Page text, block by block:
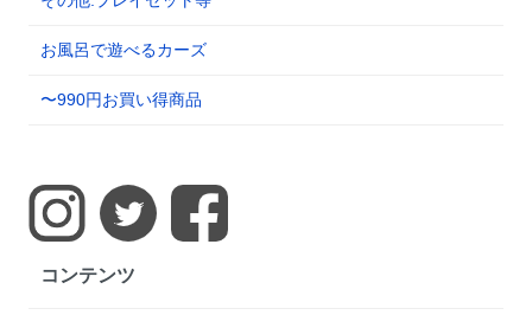
お風呂で遊べるカーズ
〜990円お買い得商品
コンテンツ